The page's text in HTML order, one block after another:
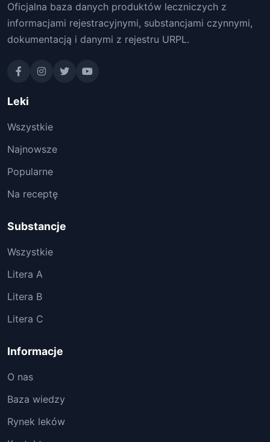
Oficjalna baza danych produktów leczniczych z
informacjami rejestracyjnymi, substancjami czynnymi,
dokumentacją i danymi z rejestru URPL.
Leki
Wszystkie
Najnowsze
Popularne
Na receptę
Substancje
Wszystkie
Litera A
Litera B
Litera C
Informacje
O nas
Baza wiedzy
Rynek leków